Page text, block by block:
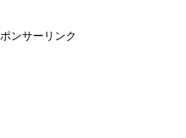
ンサーリンク